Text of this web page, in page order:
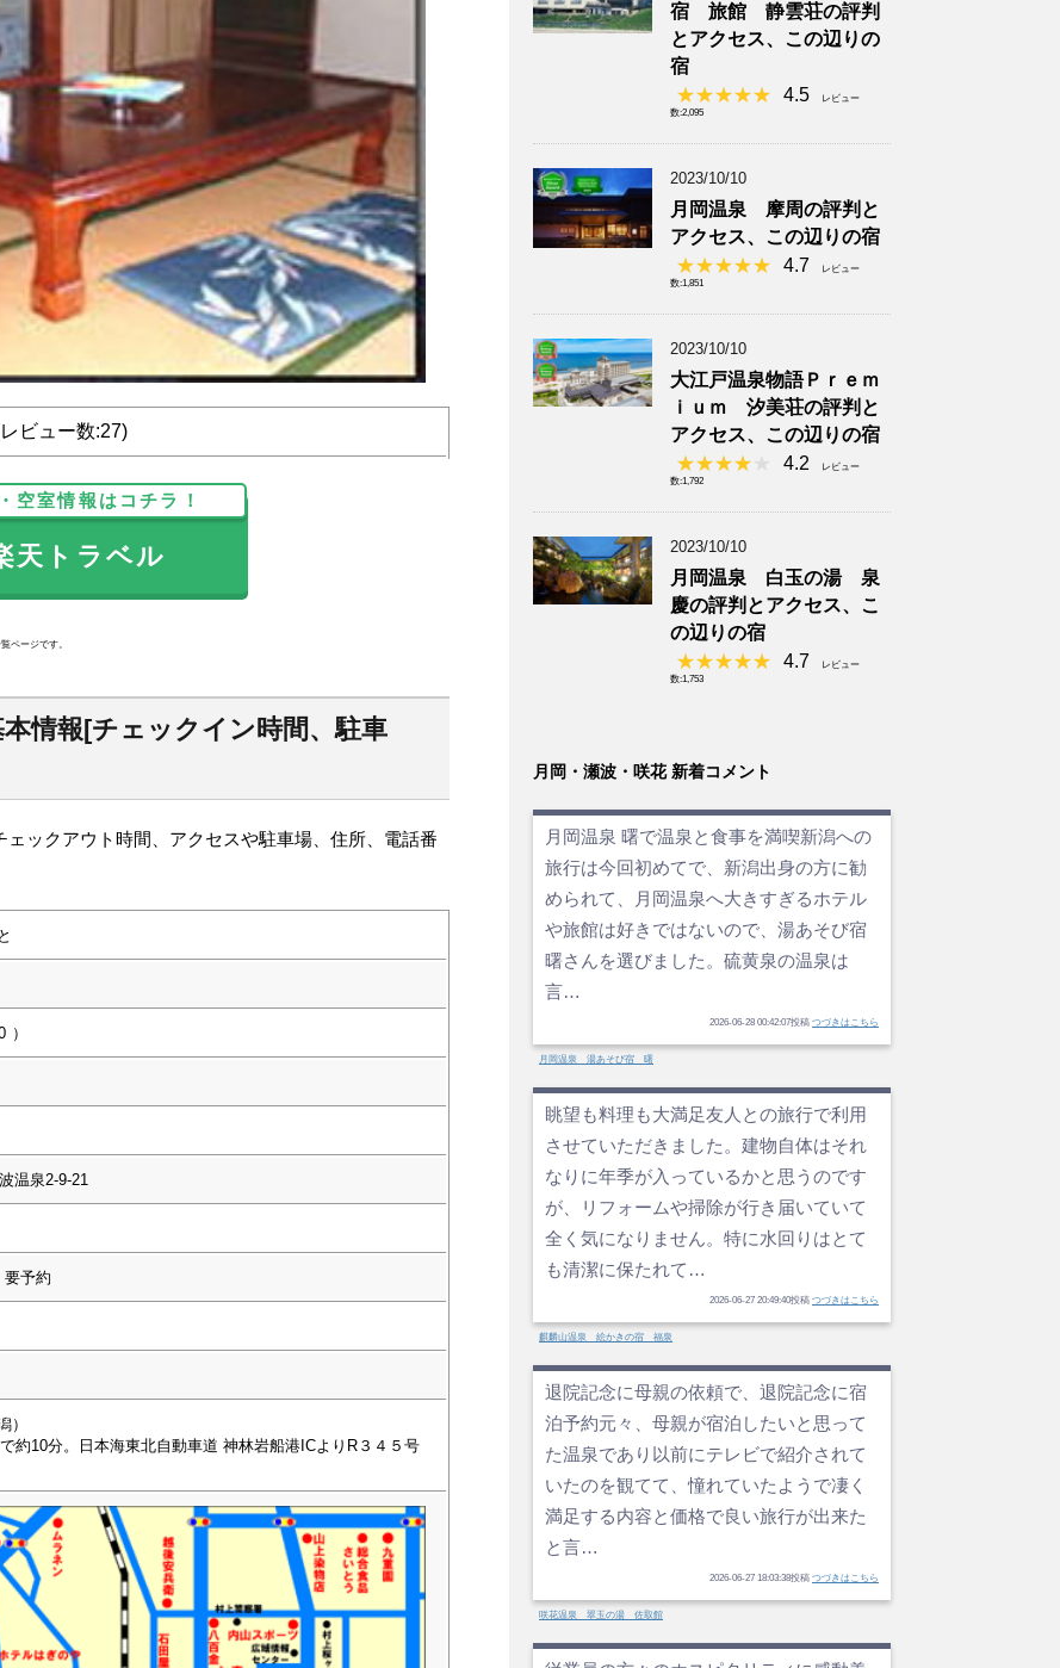
ビュー数:27)
空室情報はコチラ！
トラベル
ページです。
情報[チェックイン時間、駐車
ックアウト時間、アクセスや駐車場、住所、電話番
）
温泉2-9-21
予約
）
約10分。日本海東北自動車道 神林岩船港ICよりR３４５号
宿 旅館 静雲荘の評判
とアクセス、この辺りの
宿
4.5
レビュー
数:2,095
2023/10/10
月岡温泉 摩周の評判と
アクセス、この辺りの宿
4.7
レビュー
数:1,851
2023/10/10
大江戸温泉物語Ｐｒｅｍ
ｉｕｍ 汐美荘の評判と
アクセス、この辺りの宿
4.2
レビュー
数:1,792
2023/10/10
月岡温泉 白玉の湯 泉
慶の評判とアクセス、こ
の辺りの宿
4.7
レビュー
数:1,753
月岡・瀬波・咲花 新着コメント
月岡温泉 曙で温泉と食事を満喫新潟への
旅行は今回初めてで、新潟出身の方に勧
められて、月岡温泉へ大きすぎるホテル
や旅館は好きではないので、湯あそび宿
曙さんを選びました。硫黄泉の温泉は
言…
2026-06-28 00:42:07投稿 つづきはこちら
月岡温泉 湯あそび宿 曙
眺望も料理も大満足友人との旅行で利用
させていただきました。建物自体はそれ
なりに年季が入っているかと思うのです
が、リフォームや掃除が行き届いていて
全く気になりません。特に水回りはとて
も清潔に保たれて…
2026-06-27 20:49:40投稿 つづきはこちら
麒麟山温泉 絵かきの宿 福泉
退院記念に母親の依頼で、退院記念に宿
泊予約元々、母親が宿泊したいと思って
た温泉であり以前にテレビで紹介されて
いたのを観てて、憧れていたようで凄く
満足する内容と価格で良い旅行が出来た
と言…
2026-06-27 18:03:38投稿 つづきはこちら
咲花温泉 翠玉の湯 佐取館